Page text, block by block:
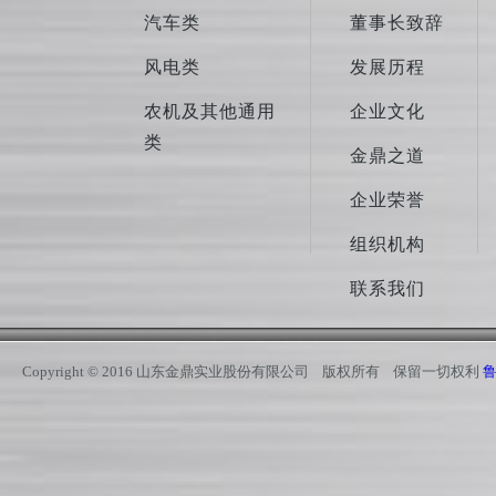
汽车类
风电类
农机及其他通用
类
董事长致辞
发展历程
企业文化
金鼎之道
企业荣誉
组织机构
联系我们
Copyright © 2016 山东金鼎实业股份有限公司 版权所有 保留一切权利